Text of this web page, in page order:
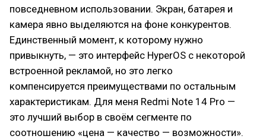
повседневном использовании. Экран, батарея и
камера явно выделяются на фоне конкурентов.
Единственный момент, к которому нужно
привыкнуть, — это интерфейс HyperOS с некоторой
встроенной рекламой, но это легко
компенсируется преимуществами по остальным
характеристикам. Для меня Redmi Note 14 Pro —
это лучший выбор в своём сегменте по
соотношению «цена — качество — возможности».